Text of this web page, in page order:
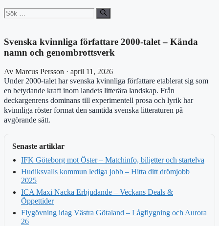
Sök
efter:
Svenska kvinnliga författare 2000-talet – Kända
namn och genombrottsverk
Av Marcus Persson · april 11, 2026
Under 2000-talet har svenska kvinnliga författare etablerat sig som
en betydande kraft inom landets litterära landskap. Från
deckargenrens dominans till experimentell prosa och lyrik har
kvinnliga röster format den samtida svenska litteraturen på
avgörande sätt.
Senaste artiklar
IFK Göteborg mot Öster – Matchinfo, biljetter och startelva
Hudiksvalls kommun lediga jobb – Hitta ditt drömjobb
2025
ICA Maxi Nacka Erbjudande – Veckans Deals &
Öppettider
Flygövning idag Västra Götaland – Lågflygning och Aurora
26